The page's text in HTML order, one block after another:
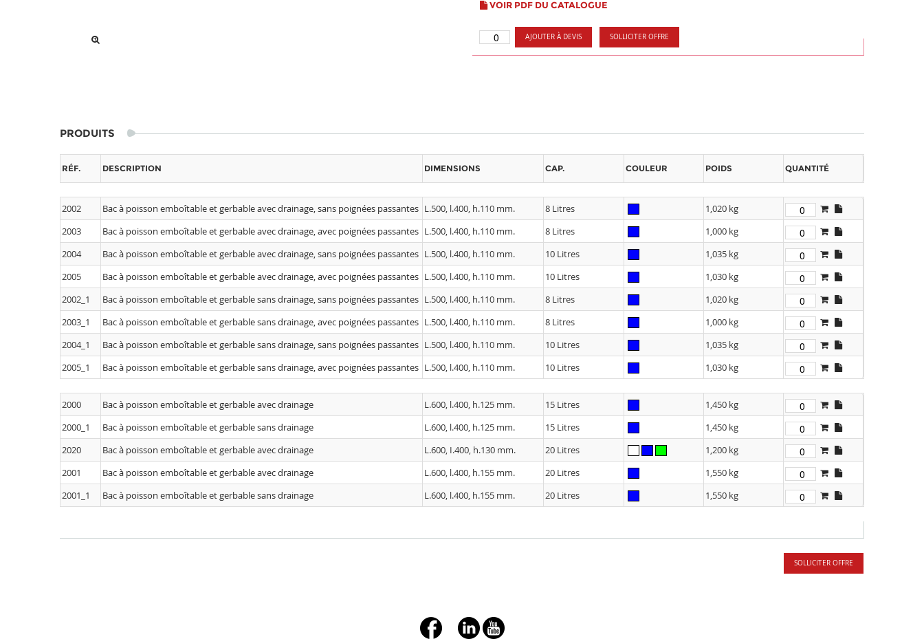
VOIR PDF DU CATALOGUE
AJOUTER À DEVIS SOLLICITER OFFRE
PRODUITS
RÉF. DESCRIPTION DIMENSIONS CAP. COULEUR POIDS QUANTITÉ
2002 Bac à poisson emboîtable et gerbable avec drainage, sans poignées passantes L.500, l.400, h.110 mm. 8 Litres
1,020 kg
2003
Bac à poisson emboîtable et gerbable avec drainage, avec poignées passantes L.500, l.400, h.110 mm. 8 Litres
1,000 kg
2004
Bac à poisson emboîtable et gerbable avec drainage, sans poignées passantes L.500, l.400, h.110 mm. 10 Litres
1,035 kg
2005
Bac à poisson emboîtable et gerbable avec drainage, avec poignées passantes L.500, l.400, h.110 mm. 10 Litres
1,030 kg
2002_1
Bac à poisson emboîtable et gerbable sans drainage, sans poignées passantes L.500, l.400, h.110 mm. 8 Litres
1,020 kg
2003_1
Bac à poisson emboîtable et gerbable sans drainage, avec poignées passantes L.500, l.400, h.110 mm. 8 Litres
1,000 kg
2004_1
Bac à poisson emboîtable et gerbable sans drainage, sans poignées passantes L.500, l.400, h.110 mm. 10 Litres
1,035 kg
2005_1
Bac à poisson emboîtable et gerbable sans drainage, avec poignées passantes L.500, l.400, h.110 mm. 10 Litres 1,030 kg
2000 Bac à poisson emboîtable et gerbable avec drainage L.600, l.400, h.125 mm. 15 Litres
1,450 kg
2000_1
Bac à poisson emboîtable et gerbable sans drainage L.600, l.400, h.125 mm. 15 Litres
1,450 kg
2020
Bac à poisson emboîtable et gerbable avec drainage L.600, I.400, h.130 mm. 20 Litres
1,200 kg
2001
Bac à poisson emboîtable et gerbable avec drainage L.600, l.400, h.155 mm. 20 Litres
1,550 kg
2001_1
Bac à poisson emboîtable et gerbable sans drainage L.600, l.400, h.155 mm. 20 Litres 1,550 kg
SOLLICITER OFFRE
+ç